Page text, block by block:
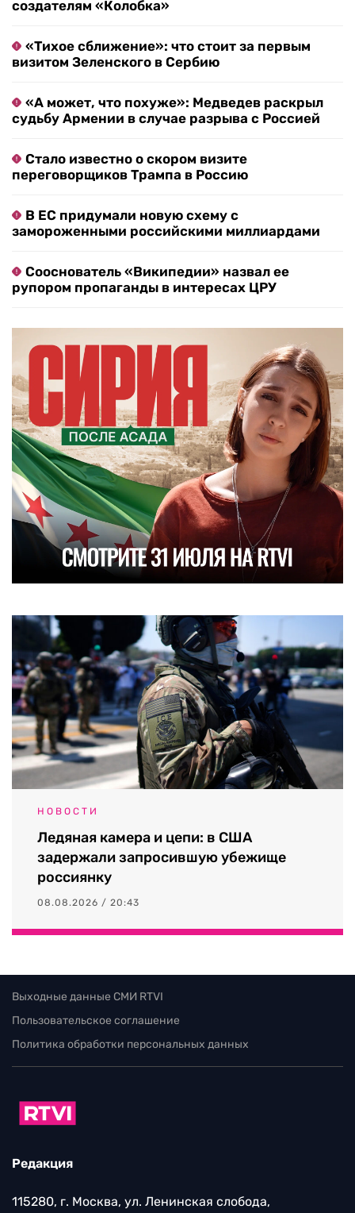
создателям «Колобка»
«Тихое сближение»: что стоит за первым
визитом Зеленского в Сербию
«А может, что похуже»: Медведев раскрыл
судьбу Армении в случае разрыва с Россией
Стало известно о скором визите
переговорщиков Трампа в Россию
В ЕС придумали новую схему с
замороженными российскими миллиардами
Сооснователь «Википедии» назвал ее
рупором пропаганды в интересах ЦРУ
НОВОСТИ
Ледяная камера и цепи: в США
задержали запросившую убежище
россиянку
08.08.2026 / 20:43
Выходные данные СМИ RTVI
Пользовательское соглашение
Политика обработки персональных данных
Редакция
115280, г. Москва, ул. Ленинская слобода,